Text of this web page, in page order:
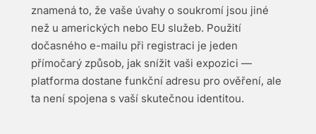
znamená to, že vaše úvahy o soukromí jsou jiné
než u amerických nebo EU služeb. Použití
dočasného e-mailu při registraci je jeden
přímočarý způsob, jak snížit vaši expozici —
platforma dostane funkční adresu pro ověření, ale
ta není spojena s vaší skutečnou identitou.